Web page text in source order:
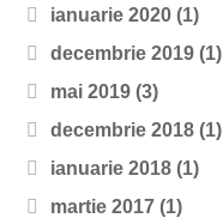
ianuarie 2020 (1)
decembrie 2019 (1)
mai 2019 (3)
decembrie 2018 (1)
ianuarie 2018 (1)
martie 2017 (1)